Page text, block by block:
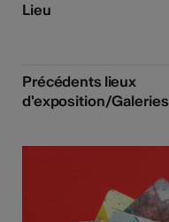
Lieu
Précédents lieux
d'exposition/Galeries